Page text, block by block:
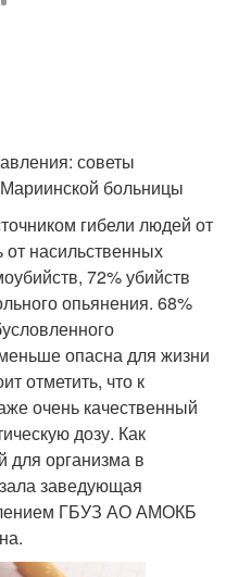
советы
больницы
гибели людей от
от насильственных
72% убийств
опьянения. 68%
опасна для жизни
отметить, что к
очень качественный
дозу. Как
для организма в
заведующая
ГБУЗ АО АМОКБ